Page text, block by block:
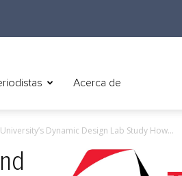
Acerca de
Dynamic Design Lab Study How...